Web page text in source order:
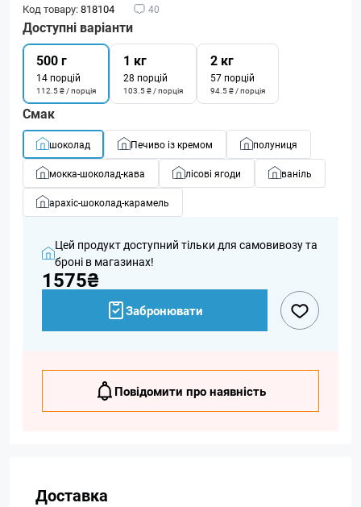
Код товару:818104 40
Доступні варіанти
500 г
14 порцій
112.5 ₴ / порція
1 кг
28 порцій
103.5 ₴ / порція
2 кг
57 порцій
94.5 ₴ / порція
Смак
шоколад Печиво із кремом полуниця
мокка-шоколад-кава лісові ягоди ваніль
арахіс-шоколад-карамель
Цей продукт доступний тільки для самовивозу та
броні в магазинах!
1575₴
Забронювати
Повідомити про наявність
Доставка